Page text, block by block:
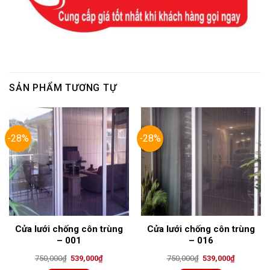
SẢN PHẨM TƯƠNG TỰ
-28%
Cửa lưới chống côn trùng
– 001
750,000₫ Original
price
539,000₫Current
-28%
Cửa lưới chống côn trùng
– 016
750,000₫ Original
price
539,000₫Current